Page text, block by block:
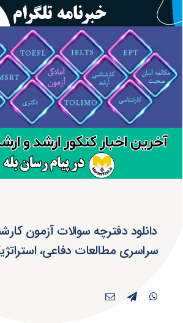
سراسری مطالعات دفاعی، استراتژیک (